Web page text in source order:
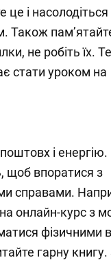
це і насолодіться
Також
не робіть їх.
стати уроком на
і
щоб впоратися з
справами.
онлайн-курс з
фізичними
гарну книгу.